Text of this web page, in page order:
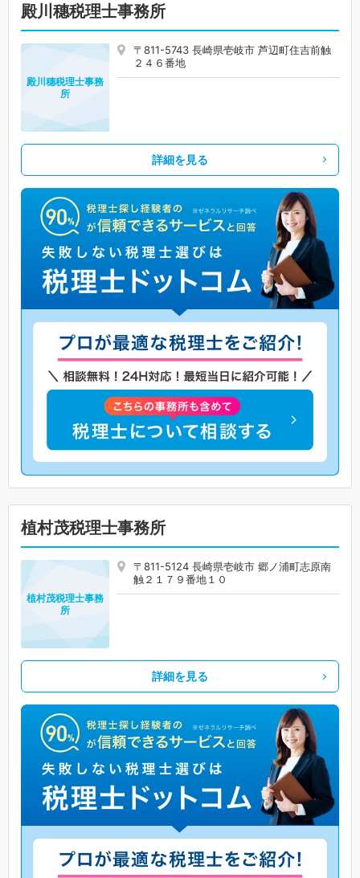
殿川穗税理士事務所
〒811-5743 長崎県壱岐市 芦辺町住吉前触
２４６番地
殿川穗税理士事務
所
詳細を見る
植村茂税理士事務所
〒811-5124 長崎県壱岐市 郷ノ浦町志原南
触２１７９番地１０
植村茂税理士事務
所
詳細を見る